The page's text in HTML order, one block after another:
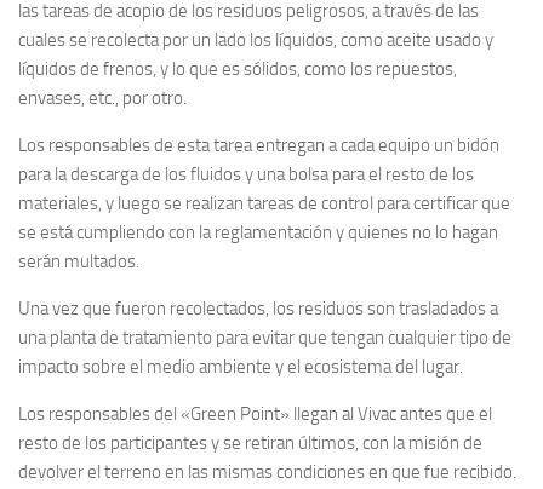
las tareas de acopio de los residuos peligrosos, a través de las
cuales se recolecta por un lado los líquidos, como aceite usado y
líquidos de frenos, y lo que es sólidos, como los repuestos,
envases, etc., por otro.
Los responsables de esta tarea entregan a cada equipo un bidón
para la descarga de los fluidos y una bolsa para el resto de los
materiales, y luego se realizan tareas de control para certificar que
se está cumpliendo con la reglamentación y quienes no lo hagan
serán multados.
Una vez que fueron recolectados, los residuos son trasladados a
una planta de tratamiento para evitar que tengan cualquier tipo de
impacto sobre el medio ambiente y el ecosistema del lugar.
Los responsables del «Green Point» llegan al Vivac antes que el
resto de los participantes y se retiran últimos, con la misión de
devolver el terreno en las mismas condiciones en que fue recibido.